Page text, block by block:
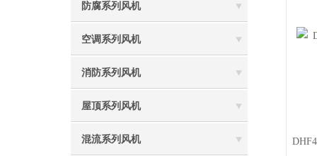
防腐系列风机
空调系列风机
消防系列风机
屋顶系列风机
混流系列风机